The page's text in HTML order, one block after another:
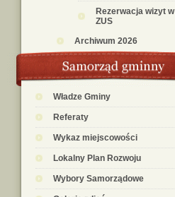
Rezerwacja wizyt w
ZUS
Archiwum 2026
Władze Gminy
Referaty
Wykaz miejscowości
Lokalny Plan Rozwoju
Wybory Samorządowe